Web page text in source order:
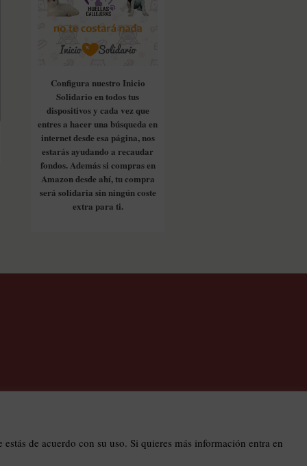
Configura nuestro Inicio
Solidario en todos tus
dispositivos y cada vez que
entres a hacer una búsqueda en
internet desde esa página, nos
estarás ayudando a recaudar
fondos. Además si compras en
Amazon desde ahí, tu compra
será solidaria sin ningún coste
extra para ti.
de acuerdo con su uso. Si quieres más información entra en